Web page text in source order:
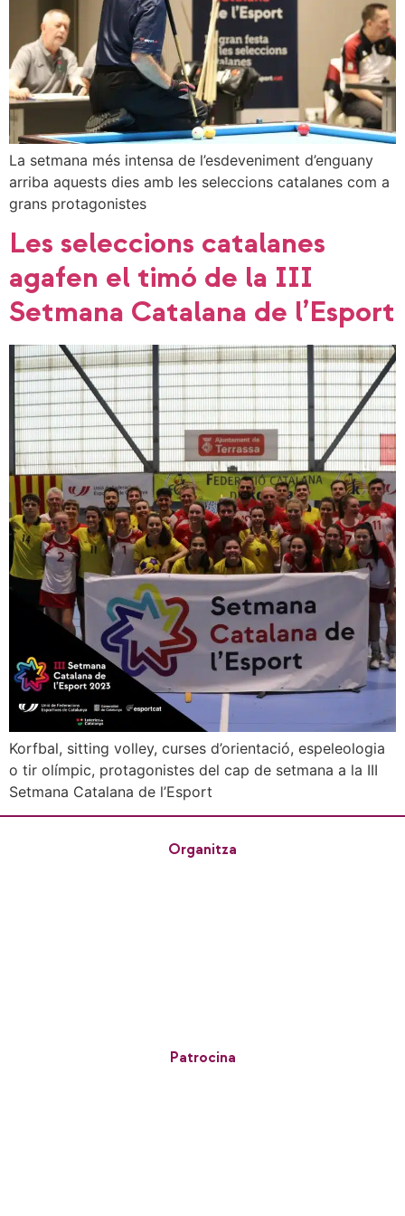
La setmana més intensa de l’esdeveniment d’enguany
arriba aquests dies amb les seleccions catalanes com a
grans protagonistes
Les seleccions catalanes
agafen el timó de la III
Setmana Catalana de l’Esport
Korfbal, sitting volley, curses d’orientació, espeleologia
o tir olímpic, protagonistes del cap de setmana a la III
Setmana Catalana de l’Esport
Organitza
Patrocina